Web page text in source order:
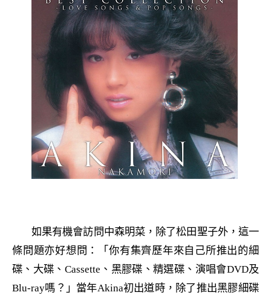
如果有機會訪問中森明菜，除了松田聖子外，這一
條問題亦好想問：「你有集齊歷年來自己所推出的細
碟、大碟、 Cassette 、黑膠碟、精選碟、演唱會DVD及
Blu-ray嗎？」當年Akina初出道時，除了推出黑膠細碟